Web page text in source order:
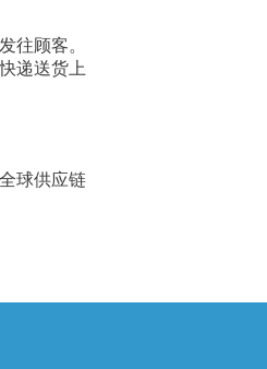
往顾客。
递送货上
球供应链